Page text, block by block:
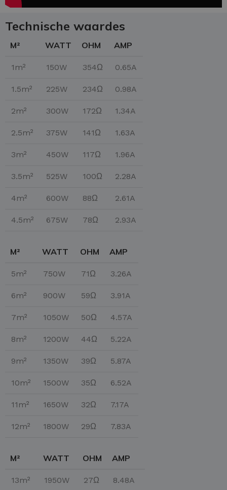
Technische waardes
M² WATT OHM AMP
1m² 150W 354Ω 0.65A
1.5m² 225W 234Ω 0.98A
2m² 300W 172Ω 1.34A
2.5m² 375W 141Ω 1.63A
3m² 450W 117Ω 1.96A
3.5m² 525W 100Ω 2.28A
4m² 600W 88Ω 2.61A
4.5m² 675W 78Ω 2.93A
M² WATT OHM AMP
5m² 750W 71Ω 3.26A
6m² 900W 59Ω 3.91A
7m² 1050W 50Ω 4.57A
8m² 1200W 44Ω 5.22A
9m² 1350W 39Ω 5.87A
10m² 1500W 35Ω 6.52A
11m² 1650W 32Ω 7.17A
12m² 1800W 29Ω 7.83A
M² WATT OHM AMP
13m² 1950W 27Ω 8.48A